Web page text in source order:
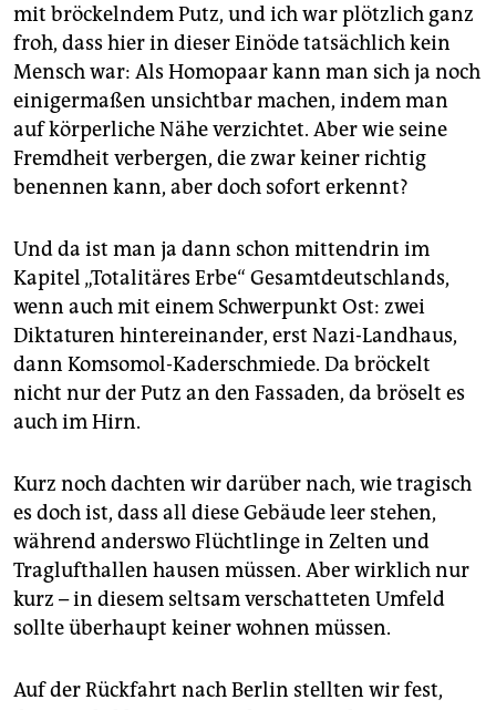
mit bröckelndem Putz, und ich war plötzlich ganz
froh, dass hier in dieser Einöde tatsächlich kein
Mensch war: Als Homopaar kann man sich ja noch
einigermaßen unsichtbar machen, indem man
auf körperliche Nähe verzichtet. Aber wie seine
Fremdheit verbergen, die zwar keiner richtig
benennen kann, aber doch sofort erkennt?
Und da ist man ja dann schon mittendrin im
Kapitel „Totalitäres Erbe“ Gesamtdeutschlands,
wenn auch mit einem Schwerpunkt Ost: zwei
Diktaturen hintereinander, erst Nazi-Landhaus,
dann Komsomol-Kaderschmiede. Da bröckelt
nicht nur der Putz an den Fassaden, da bröselt es
auch im Hirn.
Kurz noch dachten wir darüber nach, wie tragisch
es doch ist, dass all diese Gebäude leer stehen,
während anderswo Flüchtlinge in Zelten und
Traglufthallen hausen müssen. Aber wirklich nur
kurz – in diesem seltsam verschatteten Umfeld
sollte überhaupt keiner wohnen müssen.
Auf der Rückfahrt nach Berlin stellten wir fest,